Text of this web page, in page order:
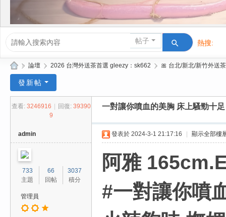
帖子 熱搜:
活動/交
ee
zy
» 論壇 › 2026 台灣外送茶首選 gleezy：sk662 › 🎀 台北/新北/新竹外送茶
發新帖
查看: 3246916 回復: 39390
9
一對讓你噴血的美胸 床上騷勁十
admin
733
主題
66
回帖
3037
積分
管理員
發表於 2024-3-1 21:17:16 顯示全部樓
阿雅
#一對讓你噴